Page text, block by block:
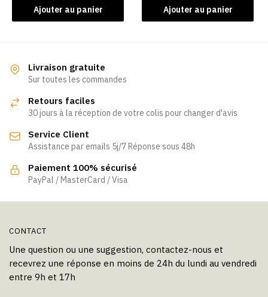
Ajouter au panier Ajouter au panier
Livraison gratuite
Sur toutes les commandes
Retours faciles
30 jours à la réception de votre colis pour changer d'avis
Service Client
Assistance par emails 5j/7 Réponse sous 48h
Paiement 100% sécurisé
PayPal / MasterCard / Visa
CONTACT
Une question ou une suggestion, contactez-nous et
recevrez une réponse en moins de 24h du lundi au vendredi
entre 9h et 17h